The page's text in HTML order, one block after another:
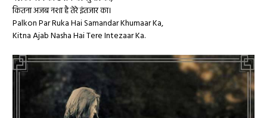
कितना अजब नशा है तेरे इंतजार का।
Palkon Par Ruka Hai Samandar Khumaar Ka,
Kitna Ajab Nasha Hai Tere Intezaar Ka.